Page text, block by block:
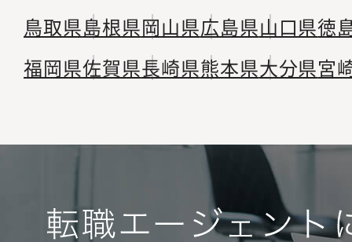
鳥取県島根県岡山県広島県山口県徳
福岡県佐賀県長崎県熊本県大分県宮